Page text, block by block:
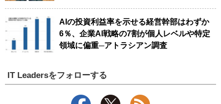
AIの投資利益率を示せる経営幹部はわずか
6％、企業AI戦略の7割が個人レベルや特定
領域に偏重─アトラシアン調査
IT Leadersをフォローする